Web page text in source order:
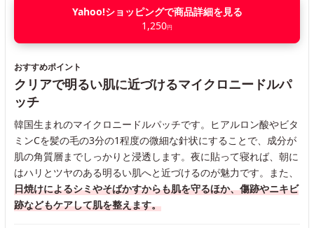
Yahoo!ショッピングで商品詳細を見る
1,250円
おすすめポイント
クリアで明るい肌に近づけるマイクロニードルパ
ッチ
韓国生まれのマイクロニードルパッチです。ヒアルロン酸やビタ
ミンCを髪の毛の3分の1程度の微細な針状にすることで、成分が
肌の角質層までしっかりと浸透します。夜に貼って寝れば、朝に
はハリとツヤのある明るい肌へと近づけるのが魅力です。また、
日焼けによるシミやそばかすからも肌を守るほか、傷跡やニキビ
跡などもケアして肌を整えます。